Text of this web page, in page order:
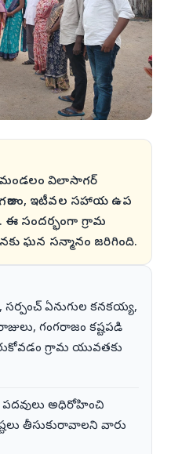
మండలం విలాసాగర్
ఇటీవల సహాయ ఉప
ఈ సందర్భంగా గ్రామ
ఘన సన్మానం జరిగింది.
ఏనుగుల కనకయ్య,
గంగరాజం కష్టపడి
గ్రామ యువతకు
పదవులు అధిరోహించి
తీసుకురావాలని వారు